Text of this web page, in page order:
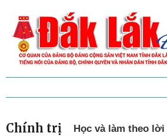
Chính trị Học và làm theo lời